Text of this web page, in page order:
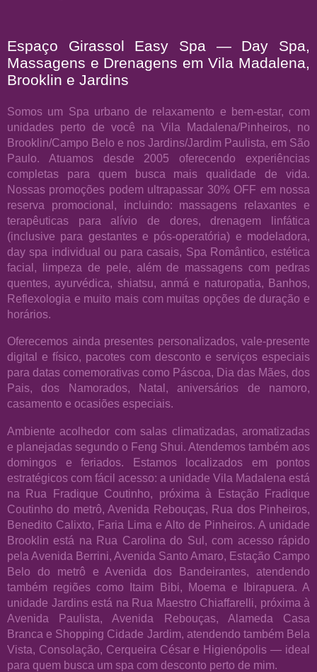
Espaço Girassol Easy Spa — Day Spa,
Massagens e Drenagens em Vila Madalena,
Brooklin e Jardins
Somos um Spa urbano de relaxamento e bem-estar, com
unidades perto de você na Vila Madalena/Pinheiros, no
Brooklin/Campo Belo e nos Jardins/Jardim Paulista, em São
Paulo. Atuamos desde 2005 oferecendo experiências
completas para quem busca mais qualidade de vida.
Nossas promoções podem ultrapassar 30% OFF em nossa
reserva promocional, incluindo: massagens relaxantes e
terapêuticas para alívio de dores, drenagem linfática
(inclusive para gestantes e pós-operatória) e modeladora,
day spa individual ou para casais, Spa Romântico, estética
facial, limpeza de pele, além de massagens com pedras
quentes, ayurvédica, shiatsu, anmá e naturopatia, Banhos,
Reflexologia e muito mais com muitas opções de duração e
horários.
Oferecemos ainda presentes personalizados, vale-presente
digital e físico, pacotes com desconto e serviços especiais
para datas comemorativas como Páscoa, Dia das Mães, dos
Pais, dos Namorados, Natal, aniversários de namoro,
casamento e ocasiões especiais.
Ambiente acolhedor com salas climatizadas, aromatizadas
e planejadas segundo o Feng Shui. Atendemos também aos
domingos e feriados. Estamos localizados em pontos
estratégicos com fácil acesso: a unidade Vila Madalena está
na Rua Fradique Coutinho, próxima à Estação Fradique
Coutinho do metrô, Avenida Rebouças, Rua dos Pinheiros,
Benedito Calixto, Faria Lima e Alto de Pinheiros. A unidade
Brooklin está na Rua Carolina do Sul, com acesso rápido
pela Avenida Berrini, Avenida Santo Amaro, Estação Campo
Belo do metrô e Avenida dos Bandeirantes, atendendo
também regiões como Itaim Bibi, Moema e Ibirapuera. A
unidade Jardins está na Rua Maestro Chiaffarelli, próxima à
Avenida Paulista, Avenida Rebouças, Alameda Casa
Branca e Shopping Cidade Jardim, atendendo também Bela
Vista, Consolação, Cerqueira César e Higienópolis — ideal
para quem busca um spa com desconto perto de mim.